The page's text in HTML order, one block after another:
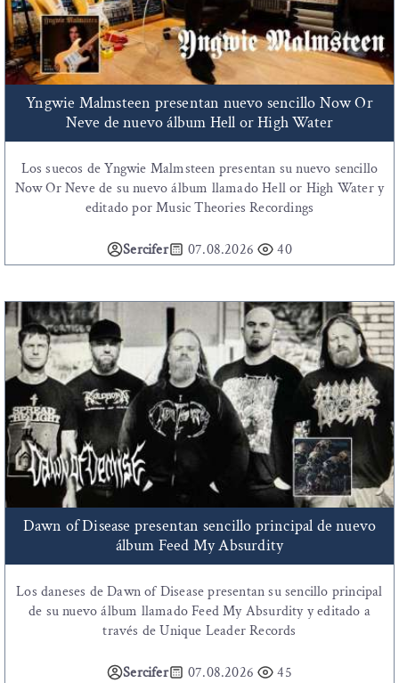
Yngwie Malmsteen presentan nuevo sencillo Now Or
Neve de nuevo álbum Hell or High Water
Los suecos de Yngwie Malmsteen presentan su nuevo sencillo
Now Or Neve de su nuevo álbum llamado Hell or High Water y
editado por Music Theories Recordings
Sercifer 07.08.2026 40
Dawn of Disease presentan sencillo principal de nuevo
álbum Feed My Absurdity
Los daneses de Dawn of Disease presentan su sencillo principal
de su nuevo álbum llamado Feed My Absurdity y editado a
través de Unique Leader Records
Sercifer 07.08.2026 45